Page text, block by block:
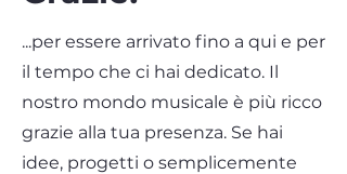
...per essere arrivato fino a qui e per
il tempo che ci hai dedicato. Il
nostro mondo musicale è più ricco
grazie alla tua presenza. Se hai
idee, progetti o semplicemente